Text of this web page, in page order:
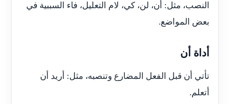
النصب، مثل: أن، لن، كي، لام التعليل، فاء السببية في
بعض المواضع.
أداة أن
تأتي أن قبل الفعل المضارع وتنصبه، مثل: أريد أن
أتعلم.